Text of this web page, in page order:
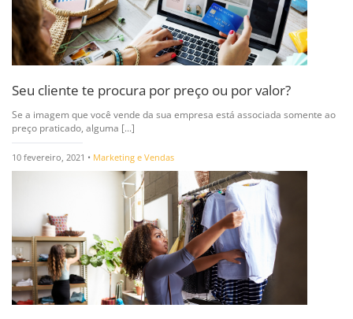
Seu cliente te procura por preço ou por valor?
Se a imagem que você vende da sua empresa está associada somente ao
preço praticado, alguma [...]
10 fevereiro, 2021 • Marketing e Vendas